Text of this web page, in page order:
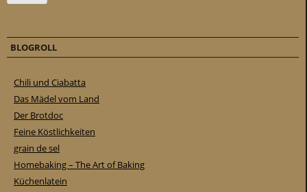
BLOGROLL
Chili und Ciabatta
Das Mädel vom Land
Der Brotdoc
Feine Köstlichkeiten
grain de sel
Homebaking – The Art of Baking
Küchenlatein